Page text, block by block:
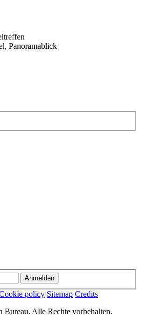
Panoramablick
Anmelden
policy Sitemap Credits
Alle Rechte vorbehalten.